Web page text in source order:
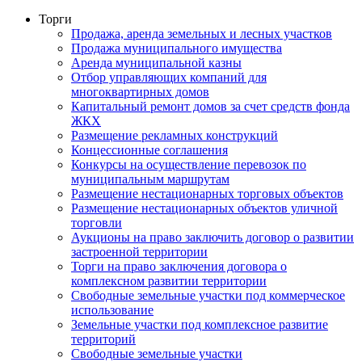
Торги
Продажа, аренда земельных и лесных участков
Продажа муниципального имущества
Аренда муниципальной казны
Отбор управляющих компаний для
многоквартирных домов
Капитальный ремонт домов за счет средств фонда
ЖКХ
Размещение рекламных конструкций
Концессионные соглашения
Конкурсы на осуществление перевозок по
муниципальным маршрутам
Размещение нестационарных торговых объектов
Размещение нестационарных объектов уличной
торговли
Аукционы на право заключить договор о развитии
застроенной территории
Торги на право заключения договора о
комплексном развитии территории
Свободные земельные участки под коммерческое
использование
Земельные участки под комплексное развитие
территорий
Свободные земельные участки